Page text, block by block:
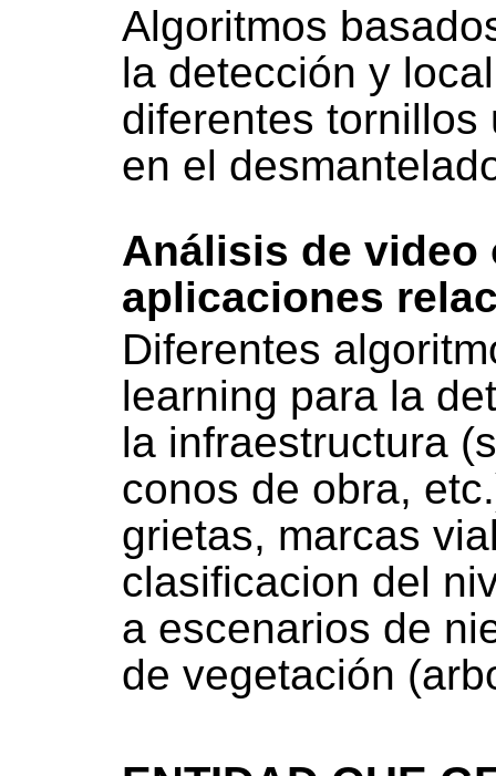
Algoritmos
la detección y
diferentes tornillos
en el
Análisis de video
aplicaciones
Diferentes
learning para la
la infraestructura
conos de obra,
grietas, marcas
clasificacion del
a escenarios de
de vegetación